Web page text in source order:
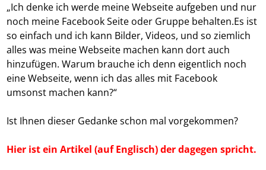
„Ich denke ich werde meine Webseite aufgeben und nur
noch meine Facebook Seite oder Gruppe behalten.Es ist
so einfach und ich kann Bilder, Videos, und so ziemlich
alles was meine Webseite machen kann dort auch
hinzufügen. Warum brauche ich denn eigentlich noch
eine Webseite, wenn ich das alles mit Facebook
umsonst machen kann?“
Ist Ihnen dieser Gedanke schon mal vorgekommen?
Hier ist ein Artikel (auf Englisch) der dagegen spricht.